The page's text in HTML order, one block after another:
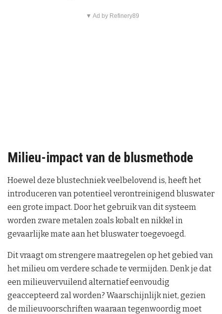
▼ Ad by Refinery89
Milieu-impact van de blusmethode
Hoewel deze blustechniek veelbelovend is, heeft het
introduceren van potentieel verontreinigend bluswater
een grote impact. Door het gebruik van dit systeem
worden zware metalen zoals kobalt en nikkel in
gevaarlijke mate aan het bluswater toegevoegd.
Dit vraagt om strengere maatregelen op het gebied van
het milieu om verdere schade te vermijden. Denk je dat
een milieuvervuilend alternatief eenvoudig
geaccepteerd zal worden? Waarschijnlijk niet, gezien
de milieuvoorschriften waaraan tegenwoordig moet